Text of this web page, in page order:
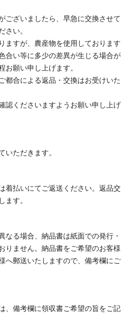
ございましたら、早急に交換させて
さい。
ますが、農産物を使用しております
合い等に多少の差異が生じる場合が
お願い申し上げます。
都合による返品・交換はお受けいた
認くださいますようお願い申し上げ
いただきます。
着払いにてご返送ください。返品交
ます。
なる場合、納品書は紙面での発行・
りません。納品書をご希望のお客様
へ郵送いたしますので、備考欄にご
、備考欄に領収書ご希望の旨をご記